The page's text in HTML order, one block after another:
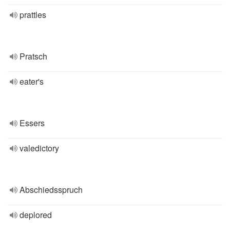
prattles
Pratsch
eater's
Essers
valedictory
Abschiedsspruch
deplored